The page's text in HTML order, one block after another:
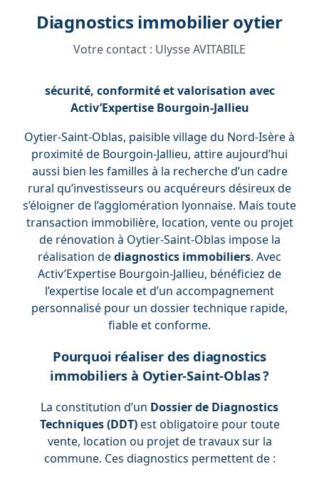
Diagnostics immobilier oytier
Votre contact : Ulysse AVITABILE
sécurité, conformité et valorisation avec
Activ’Expertise Bourgoin-Jallieu
Oytier-Saint-Oblas, paisible village du Nord-Isère à
proximité de Bourgoin-Jallieu, attire aujourd’hui
aussi bien les familles à la recherche d’un cadre
rural qu’investisseurs ou acquéreurs désireux de
s’éloigner de l’agglomération lyonnaise. Mais toute
transaction immobilière, location, vente ou projet
de rénovation à Oytier-Saint-Oblas impose la
réalisation dediagnostics immobiliers. Avec
Activ’Expertise Bourgoin-Jallieu, bénéficiez de
l’expertise locale et d’un accompagnement
personnalisé pour un dossier technique rapide,
fiable et conforme.
Pourquoi réaliser des diagnostics
immobiliers à Oytier-Saint-Oblas ?
La constitution d’un Dossier de Diagnostics
Techniques (DDT)est obligatoire pour toute
vente, location ou projet de travaux sur la
commune. Ces diagnostics permettent de :